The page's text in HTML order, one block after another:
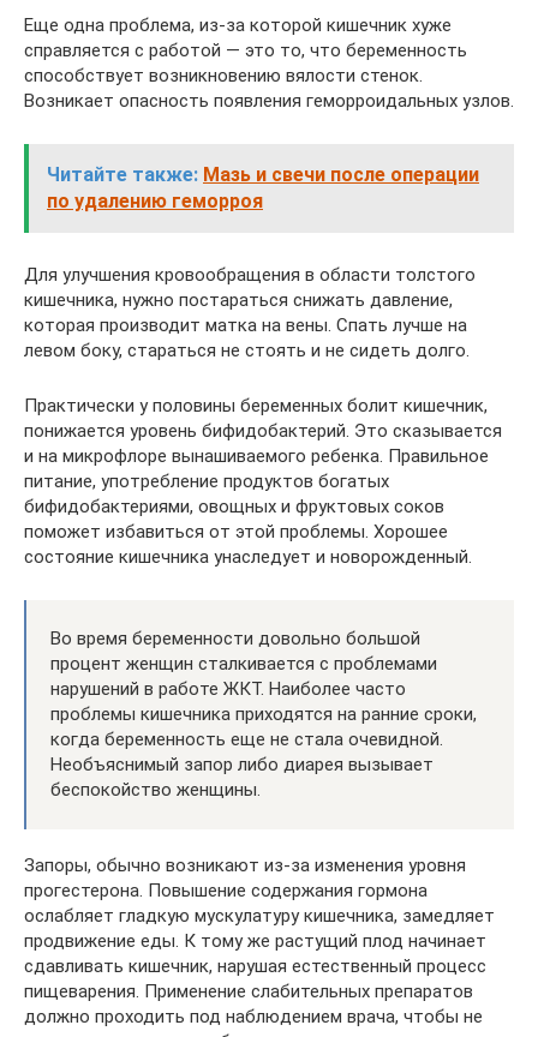
Еще одна проблема, из-за которой кишечник хуже
справляется с работой — это то, что беременность
способствует возникновению вялости стенок.
Возникает опасность появления геморроидальных узлов.
Читайте также: Мазь и свечи после операции
по удалению геморроя
Для улучшения кровообращения в области толстого
кишечника, нужно постараться снижать давление,
которая производит матка на вены. Спать лучше на
левом боку, стараться не стоять и не сидеть долго.
Практически у половины беременных болит кишечник,
понижается уровень бифидобактерий. Это сказывается
и на микрофлоре вынашиваемого ребенка. Правильное
питание, употребление продуктов богатых
бифидобактериями, овощных и фруктовых соков
поможет избавиться от этой проблемы. Хорошее
состояние кишечника унаследует и новорожденный.
Во время беременности довольно большой
процент женщин сталкивается с проблемами
нарушений в работе ЖКТ. Наиболее часто
проблемы кишечника приходятся на ранние сроки,
когда беременность еще не стала очевидной.
Необъяснимый запор либо диарея вызывает
беспокойство женщины.
Запоры, обычно возникают из-за изменения уровня
прогестерона. Повышение содержания гормона
ослабляет гладкую мускулатуру кишечника, замедляет
продвижение еды. К тому же растущий плод начинает
сдавливать кишечник, нарушая естественный процесс
пищеварения. Применение слабительных препаратов
должно проходить под наблюдением врача, чтобы не